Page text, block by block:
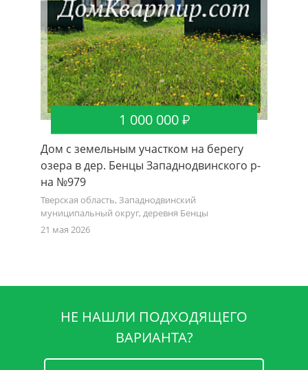
1 000 000
Дом с земельным участком на берегу
озера в дер. Бенцы Западнодвинского р-
на №979
Тверская область, Западнодвинский
муниципальный округ, деревня Бенцы
21 мая 2026
НЕ НАШЛИ ПОДХОДЯЩЕГО
ВАРИАНТА?